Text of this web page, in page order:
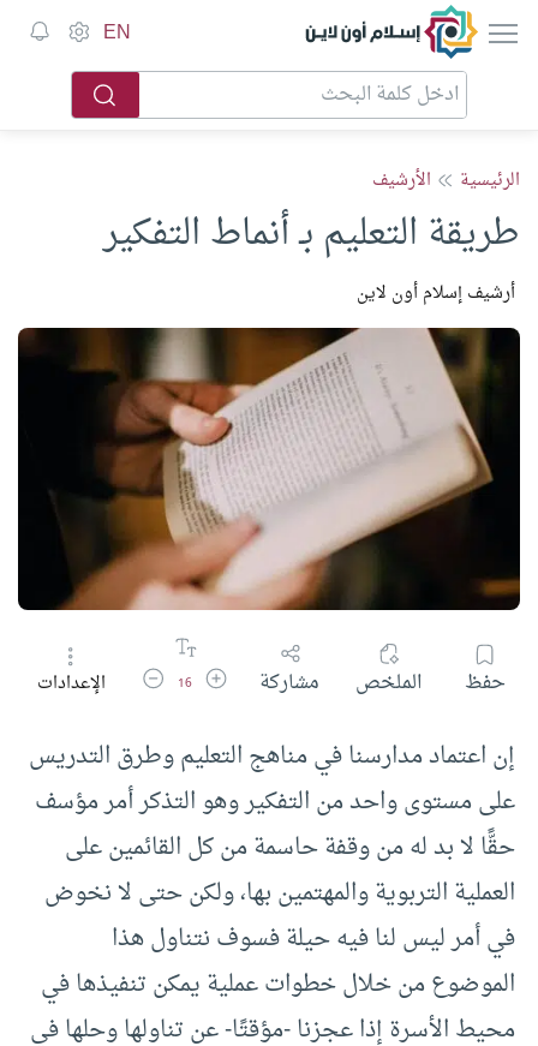
إسلام أون لاين EN
الرئيسية الأرشيف
طريقة التعليم بـ أنماط التفكير
أرشيف إسلام أون لاين
حفظ الملخص مشاركة زيادة حجم الخط
16 تقليل حجم الخط
الإعدادات
إن اعتماد مدارسنا في مناهج التعليم وطرق التدريس
على مستوى واحد من التفكير وهو التذكر أمر مؤسف
حقًّا لا بد له من وقفة حاسمة من كل القائمين على
العملية التربوية والمهتمين بها، ولكن حتى لا نخوض
في أمر ليس لنا فيه حيلة فسوف نتناول هذا
الموضوع من خلال خطوات عملية يمكن تنفيذها في
محيط الأسرة إذا عجزنا -مؤقتًا- عن تناولها وحلها في